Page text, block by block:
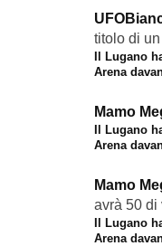
titolo di
Il Lugano
Arena
Mamo
Il Lugano
Arena
Mamo
avrà 50 di
Il Lugano
Arena